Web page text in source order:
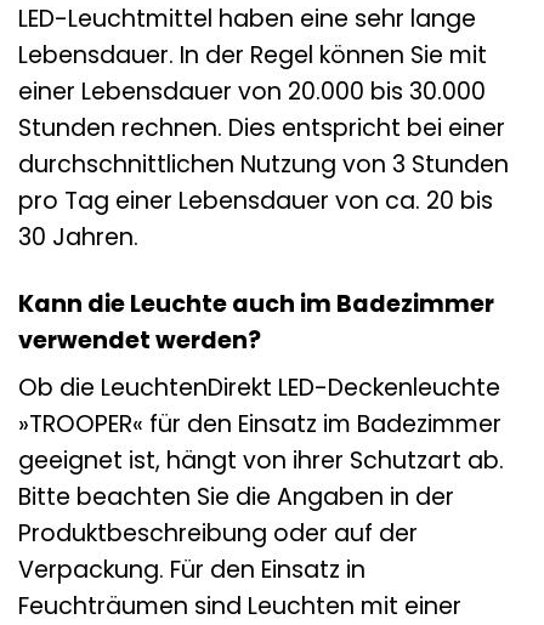
LED-Leuchtmittel haben eine sehr lange
Lebensdauer. In der Regel können Sie mit
einer Lebensdauer von 20.000 bis 30.000
Stunden rechnen. Dies entspricht bei einer
durchschnittlichen Nutzung von 3 Stunden
pro Tag einer Lebensdauer von ca. 20 bis
30 Jahren.
Kann die Leuchte auch im Badezimmer
verwendet werden?
Ob die LeuchtenDirekt LED-Deckenleuchte
»TROOPER« für den Einsatz im Badezimmer
geeignet ist, hängt von ihrer Schutzart ab.
Bitte beachten Sie die Angaben in der
Produktbeschreibung oder auf der
Verpackung. Für den Einsatz in
Feuchträumen sind Leuchten mit einer